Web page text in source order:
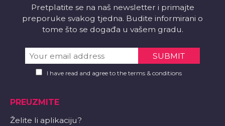
Pretplatite se na naš newsletter i primajte
preporuke svakog tjedna. Budite informirani o
tome što se događa u vašem gradu.
I have read and agree to the terms & conditions
PREUZMITE
Želite li aplikaciju?